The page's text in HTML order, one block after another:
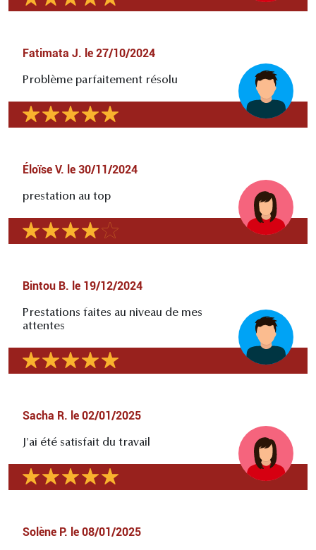
Fatimata J. le 27/10/2024
Problème parfaitement résolu
Éloïse V. le 30/11/2024
prestation au top
Bintou B. le 19/12/2024
Prestations faites au niveau de mes
attentes
Sacha R. le 02/01/2025
J'ai été satisfait du travail
Solène P. le 08/01/2025